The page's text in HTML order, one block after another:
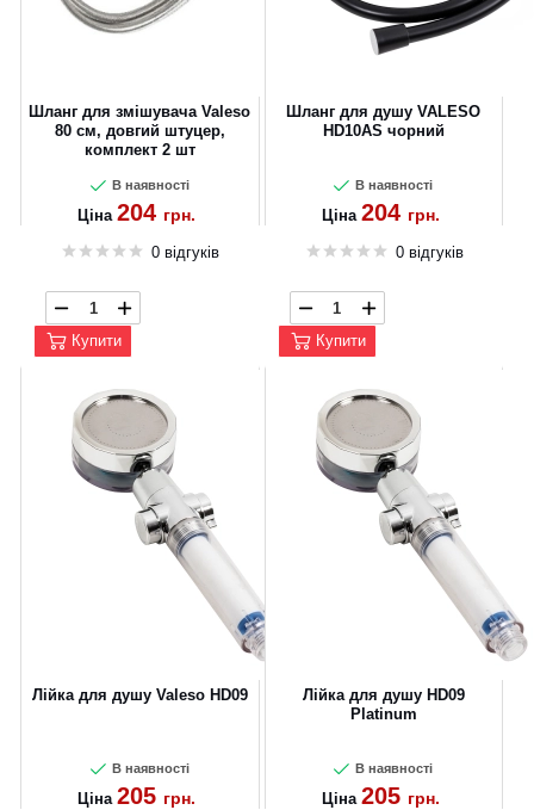
Шланг для змішувача Valeso
80 см, довгий штуцер,
комплект 2 шт
В наявності
Ціна 204 грн.
0 відгуків
Купити
Шланг для душу VALESO
HD10AS чорний
В наявності
Ціна 204 грн.
0 відгуків
Купити
Лійка для душу Valeso HD09
В наявності
Ціна 205 грн.
Лійка для душу HD09
Platinum
В наявності
Ціна 205 грн.